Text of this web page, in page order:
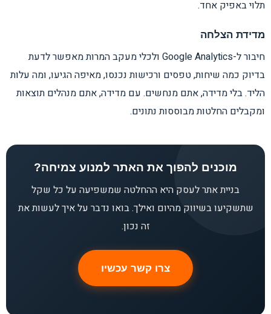
תלוי באפיק אחד.
מדידת הצלחה
חיבור ל-Google Analytics ולכלי מעקב המרות מאפשר לדעת
בדיוק כמה שיחות, טפסים ורכישות נכנסו, מאיפה הגיעו, ומה עלות
הליד. בלי מדידה, אתם מנחשים. עם מדידה, אתם מנהלים תוצאות
ומקבלים החלטות מבוססות נתונים.
מוכנים להפוך את האתר למנוע צמיחה?
בניית אתר לעסק היא ההחלטה שמשפיעה על כל שקל
שתשקיעו בשיווק מהיום ואילך. בואו נדבר על איך לעשות את
זה נכון.
צרו קשר עכשיו